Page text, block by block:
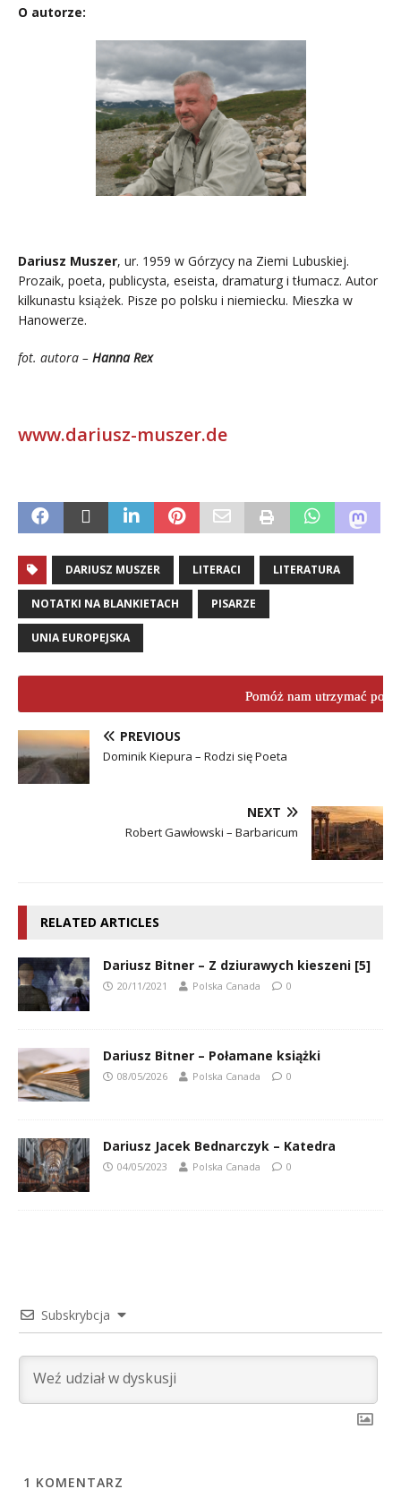
O autorze:
Dariusz Muszer, ur. 1959 w Górzycy na Ziemi Lubuskiej.
Prozaik, poeta, publicysta, eseista, dramaturg i tłumacz. Autor
kilkunastu książek. Pisze po polsku i niemiecku. Mieszka w
Hanowerze.
fot. autora – Hanna Rex
www.dariusz-muszer.de
DARIUSZ MUSZER LITERACI LITERATURA
NOTATKI NA BLANKIETACH PISARZE
UNIA EUROPEJSKA
Pomóż nam utrzymać
PREVIOUS
Dominik Kiepura – Rodzi się Poeta
NEXT
Robert Gawłowski – Barbaricum
RELATED ARTICLES
Dariusz Bitner – Z dziurawych kieszeni [5]
20/11/2021 Polska Canada 0
Dariusz Bitner – Połamane książki
08/05/2026 Polska Canada 0
Dariusz Jacek Bednarczyk – Katedra
04/05/2023 Polska Canada 0
Subskrybcja
1 KOMENTARZ